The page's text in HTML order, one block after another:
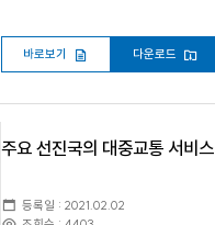
바로보기 다운로드
주요 선진국의 대중교통 서비스
등록일 : 2021.02.02